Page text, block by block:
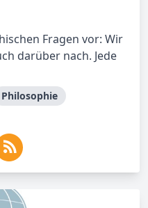
Fragen vor: Wir
darüber nach. Jede
Philosophie